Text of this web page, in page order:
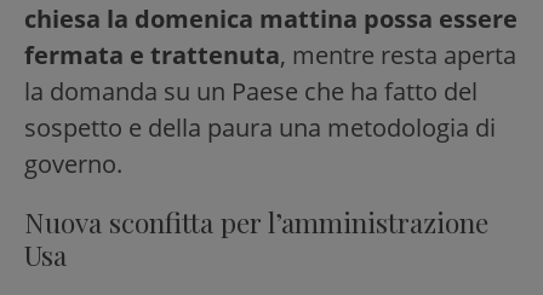
chiesa la domenica mattina possa essere
fermata e trattenuta, mentre resta aperta
la domanda su un Paese che ha fatto del
sospetto e della paura una metodologia di
governo.
Nuova sconfitta per l’amministrazione
Usa